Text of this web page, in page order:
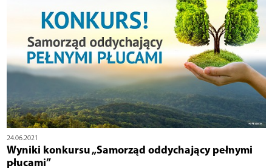
24.06.2021
Wyniki konkursu „Samorząd oddychający pełnymi
płucami”